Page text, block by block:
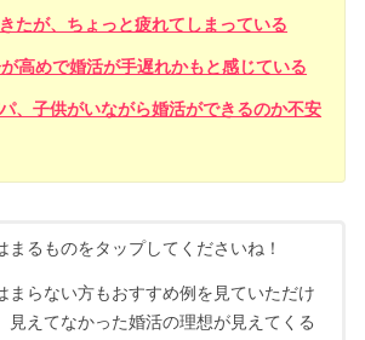
たが、ちょっと疲れてしまっている
高めで婚活が手遅れかもと感じている
、子供がいながら婚活ができるのか不安
まるものをタップしてくださいね！
まらない方もおすすめ例を見ていただけ
見えてなかった婚活の理想が見えてくる